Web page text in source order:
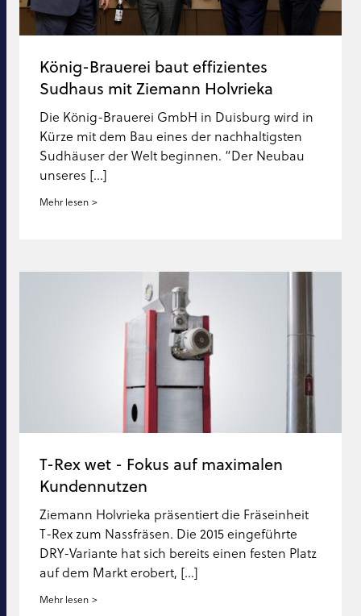
König-Brauerei baut effizientes
Sudhaus mit Ziemann Holvrieka
Die König-Brauerei GmbH in Duisburg wird in
Kürze mit dem Bau eines der nachhaltigsten
Sudhäuser der Welt beginnen. “Der Neubau
unseres [...]
Mehr lesen
T-Rex wet - Fokus auf maximalen
Kundennutzen
Ziemann Holvrieka präsentiert die Fräseinheit
T-Rex zum Nassfräsen. Die 2015 eingeführte
DRY-Variante hat sich bereits einen festen Platz
auf dem Markt erobert, [...]
Mehr lesen